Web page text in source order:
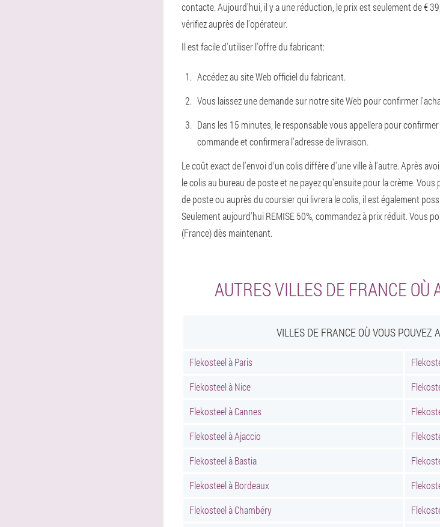
contacte. Aujourd'hui, il y a une réduction, le prix est seulement de €
vérifiez auprès de l'opérateur.
Il est facile d'utiliser l'offre du fabricant:
Accédez au site Web officiel du fabricant.
Vous laissez une demande sur notre site Web pour confirmer
Dans les 15 minutes, le responsable vous appellera pour
commande et confirmera l'adresse de livraison.
Le coût exact de l'envoi d'un colis diffère d'une ville à l'autre. Après
le colis au bureau de poste et ne payez qu'ensuite pour la crème.
de poste ou auprès du coursier qui livrera le colis, il est également
Seulement aujourd'hui REMISE 50%, commandez à prix réduit. Vous
(France) dès maintenant.
AUTRES VILLES DE FRANCE OÙ
VILLES DE FRANCE OÙ VOUS POUVEZ
Flekosteel à Paris
Flekosteel à Nice
Flekosteel à Cannes
Flekosteel à Ajaccio
Flekosteel à Bastia
Flekosteel à Bordeaux
Flekosteel à Chambéry